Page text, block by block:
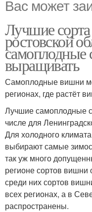
Вас может
Лучшие
ростовской
самоплодные
выращивать
Самоплодные вишни
регионах, где растёт
Лучшие самоплодные
числе для
Для холодного
выбирают самые
так уж много
регионе сортов
среди них сортов
всех регионах, а в
распространены.